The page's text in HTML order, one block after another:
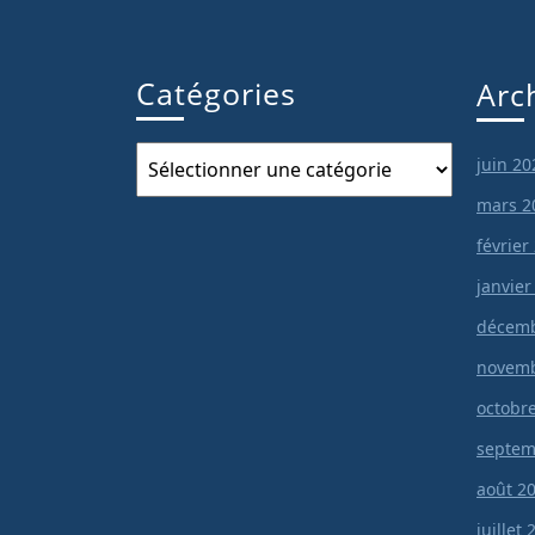
Catégories
Catégories
juin
mars
février
janvier
août
juillet